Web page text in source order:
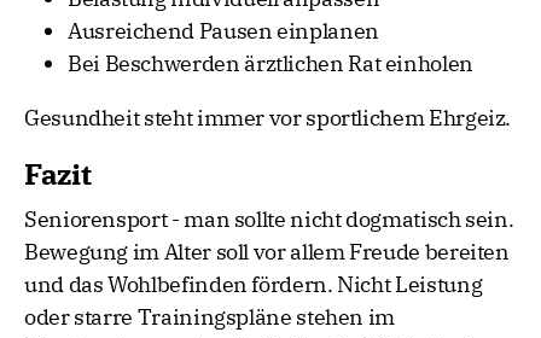
Ausreichend Pausen einplanen
Bei Beschwerden ärztlichen Rat einholen
Gesundheit steht immer vor sportlichem Ehrgeiz.
Fazit
Seniorensport - man sollte nicht dogmatisch sein.
Bewegung im Alter soll vor allem Freude bereiten
und das Wohlbefinden fördern. Nicht Leistung
oder starre Trainingspläne stehen im